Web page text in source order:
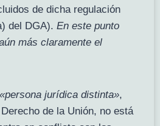
de dicha regulación
del DGA). En este punto
más claramente el
jurídica distinta»,
de la Unión, no está